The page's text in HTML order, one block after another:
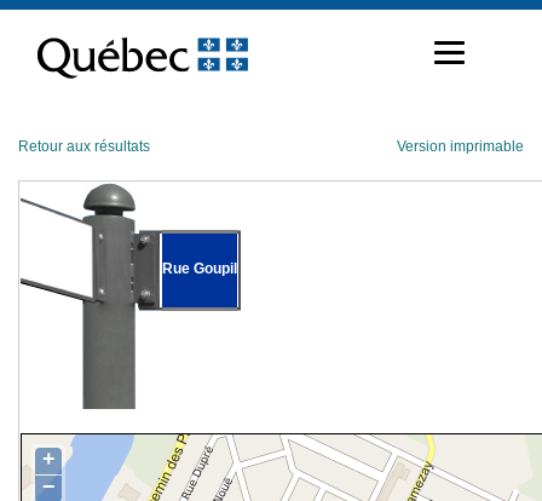
contenu
Retour aux résultats Version imprimable
Rue Goupil
+
−